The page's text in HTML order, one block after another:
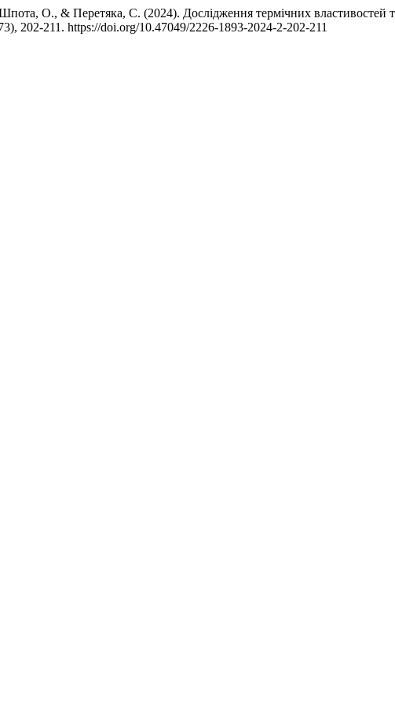
О., & Перетяка, С. (2024). Дослідження термічних властивостей
202-211. https://doi.org/10.47049/2226-1893-2024-2-202-211